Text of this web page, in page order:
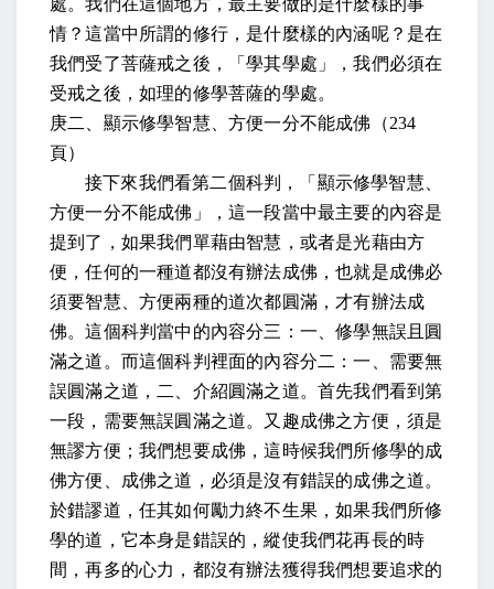
處。我們在這個地方，最主要做的是什麼樣的事
情？這當中所謂的修行，是什麼樣的內涵呢？是在
我們受了菩薩戒之後，「學其學處」，我們必須在
受戒之後，如理的修學菩薩的學處。
庚二、顯示修學智慧、方便一分不能成佛（234
頁）
接下來我們看第二個科判，「顯示修學智慧、
方便一分不能成佛」，這一段當中最主要的內容是
提到了，如果我們單藉由智慧，或者是光藉由方
便，任何的一種道都沒有辦法成佛，也就是成佛必
須要智慧、方便兩種的道次都圓滿，才有辦法成
佛。這個科判當中的內容分三：一、修學無誤且圓
滿之道。而這個科判裡面的內容分二：一、需要無
誤圓滿之道，二、介紹圓滿之道。首先我們看到第
一段，需要無誤圓滿之道。又趣成佛之方便，須是
無謬方便；我們想要成佛，這時候我們所修學的成
佛方便、成佛之道，必須是沒有錯誤的成佛之道。
於錯謬道，任其如何勵力終不生果，如果我們所修
學的道，它本身是錯誤的，縱使我們花再長的時
間，再多的心力，都沒有辦法獲得我們想要追求的